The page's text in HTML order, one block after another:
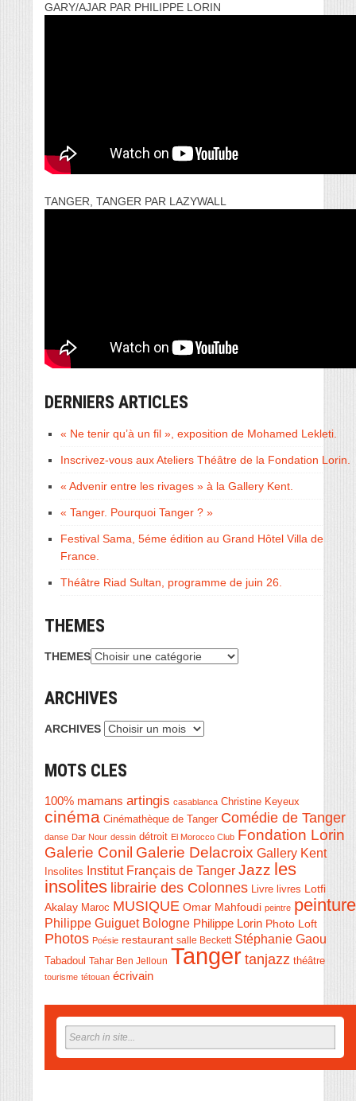
GARY/AJAR PAR PHILIPPE LORIN
TANGER, TANGER PAR LAZYWALL
DERNIERS ARTICLES
« Ne tenir qu’à un fil », exposition de Mohamed Lekleti.
Inscrivez-vous aux Ateliers Théâtre de la Fondation Lorin.
« Advenir entre les rivages » à la Gallery Kent.
« Tanger. Pourquoi Tanger ? »
Festival Sama, 5éme édition au Grand Hôtel Villa de
France.
Théâtre Riad Sultan, programme de juin 26.
THEMES
THEMES
ARCHIVES
ARCHIVES
MOTS CLES
100% mamans artingis casablanca Christine Keyeux
cinéma Cinémathèque de Tanger Comédie de Tanger
danse Dar Nour dessin détroit El Morocco Club Fondation Lorin
Galerie Conil Galerie Delacroix Gallery Kent
Insolites Institut Français de Tanger Jazz les
insolites librairie des Colonnes Livre livres Lotfi
Akalay Maroc MUSIQUE Omar Mahfoudi peintre peinture
Philippe Guiguet Bologne Philippe Lorin Photo Loft
Photos Poésie restaurant salle Beckett Stéphanie Gaou
Tabadoul Tahar Ben Jelloun Tanger tanjazz théâtre
tourisme tétouan écrivain